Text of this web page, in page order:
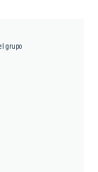
grupo